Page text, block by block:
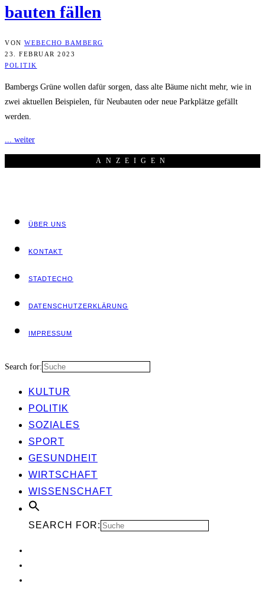
bau­ten fällen
VON WEBECHO BAMBERG
23. FEBRUAR 2023
POLITIK
Bambergs Grüne wollen dafür sorgen, dass alte Bäume nicht mehr, wie in
zwei aktuellen Beispielen, für Neubauten oder neue Parkplätze gefällt
werden.
... weiter
ANZEI­GEN
ÜBER UNS
KON­TAKT
STADT­ECHO
DATEN­SCHUTZ­ER­KLÄ­RUNG
IMPRES­SUM
Search for:
KUL­TUR
POLI­TIK
SOZIA­LES
SPORT
GESUND­HEIT
WIRT­SCHAFT
WIS­SEN­SCHAFT
SEARCH FOR: